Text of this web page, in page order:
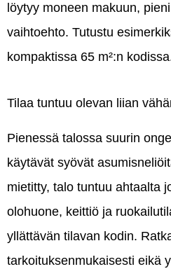
löytyy moneen makuun,
vaihtoehto. Tutustu
kompaktissa 65 m²:n
Tilaa tuntuu olevan liian
Pienessä talossa suurin
käytävät syövät
mietitty, talo tuntuu ahtaalta
olohuone, keittiö ja
yllättävän tilavan kodin.
tarkoituksenmukaisesti eikä